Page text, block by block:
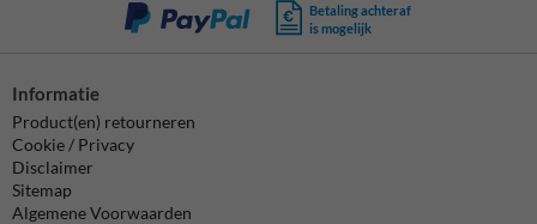
Betaling achteraf
is mogelijk
Informatie
Product(en) retourneren
Cookie / Privacy
Disclaimer
Sitemap
Algemene Voorwaarden